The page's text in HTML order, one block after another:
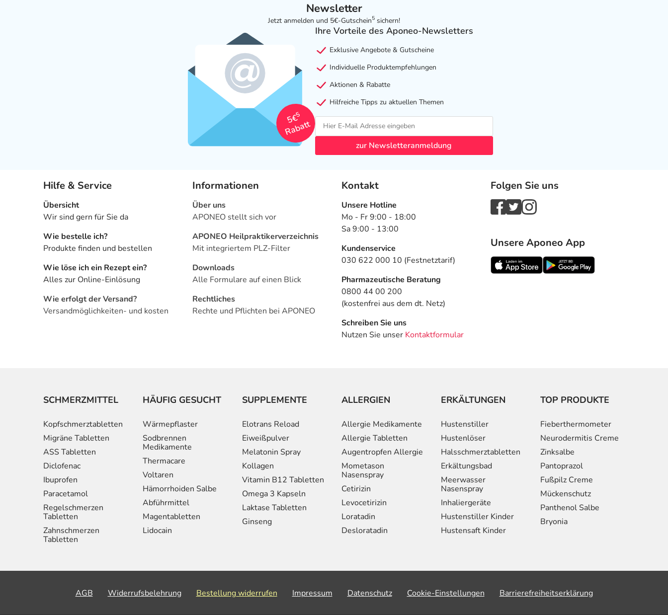
Newsletter
Jetzt anmelden und 5€-Gutschein5 sichern!
5€
5
Rabatt
Ihre Vorteile des Aponeo-Newsletters
Exklusive Angebote & Gutscheine
Individuelle Produktempfehlungen
Aktionen & Rabatte
Hilfreiche Tipps zu aktuellen Themen
zur Newsletteranmeldung
Hilfe & Service
Übersicht
Wir sind gern für Sie da
Wie bestelle ich?
Produkte finden und bestellen
Wie löse ich ein Rezept ein?
Alles zur Online-Einlösung
Wie erfolgt der Versand?
Versandmöglichkeiten- und kosten
Informationen
Über uns
APONEO stellt sich vor
APONEO Heilpraktikerverzeichnis
Mit integriertem PLZ-Filter
Downloads
Alle Formulare auf einen Blick
Rechtliches
Rechte und Pflichten bei APONEO
Kontakt
Unsere Hotline
Mo - Fr 9:00 - 18:00
Sa 9:00 - 13:00
Kundenservice
030 622 000 10 (Festnetztarif)
Pharmazeutische Beratung
0800 44 00 200
(kostenfrei aus dem dt. Netz)
Schreiben Sie uns
Nutzen Sie unser Kontaktformular
Folgen Sie uns
Unsere Aponeo App
SCHMERZMITTEL
Kopfschmerztabletten
Migräne Tabletten
ASS Tabletten
Diclofenac
Ibuprofen
Paracetamol
Regelschmerzen
Tabletten
Zahnschmerzen
Tabletten
HÄUFIG GESUCHT
Wärmepflaster
Sodbrennen
Medikamente
Thermacare
Voltaren
Hämorrhoiden Salbe
Abführmittel
Magentabletten
Lidocain
SUPPLEMENTE
Elotrans Reload
Eiweißpulver
Melatonin Spray
Kollagen
Vitamin B12 Tabletten
Omega 3 Kapseln
Laktase Tabletten
Ginseng
ALLERGIEN
Allergie Medikamente
Allergie Tabletten
Augentropfen Allergie
Mometason
Nasenspray
Cetirizin
Levocetirizin
Loratadin
Desloratadin
ERKÄLTUNGEN
Hustenstiller
Hustenlöser
Halsschmerztabletten
Erkältungsbad
Meerwasser
Nasenspray
Inhaliergeräte
Hustenstiller Kinder
Hustensaft Kinder
TOP PRODUKTE
Fieberthermometer
Neurodermitis Creme
Zinksalbe
Pantoprazol
Fußpilz Creme
Mückenschutz
Panthenol Salbe
Bryonia
AGB Widerrufsbelehrung Bestellung widerrufen Impressum Datenschutz Cookie-Einstellungen Barrierefreiheitserklärung